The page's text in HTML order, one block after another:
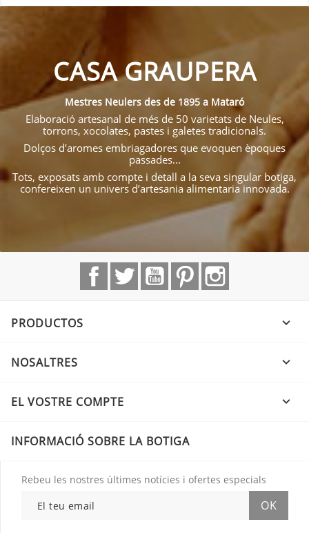
CASA GRAUPERA
Mestres Neulers des de 1895 a Mataró
Elaboració artesanal de més de 50 varietats de Neules,
torrons, xocolates, pastes i galetes tradicionals.
Dolços d’aromes embriagadores que evoquen èpoques
passades...
Tots, exposats amb compte i detall a la seva singular botiga,
confereixen un univers d’artesania alimentaria innovada.
FacebookTwitter YouTubePinterest
PRODUCTOS 
NOSALTRES 
EL VOSTRE COMPTE 
INFORMACIÓ SOBRE LA BOTIGA
Rebeu les nostres últimes notícies i ofertes especials